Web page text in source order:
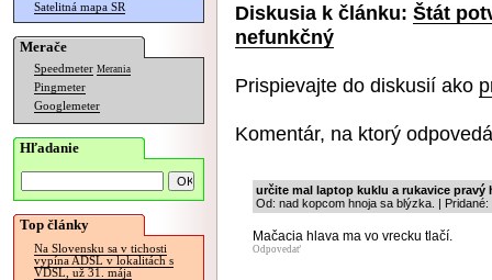
Satelitná mapa SR
Merače
Speedmeter Merania
Pingmeter
Googlemeter
Hľadanie
Top články
Na Slovensku sa v tichosti
vypína ADSL v lokalitách s
VDSL, už 31. mája
Diskusia k článku: Štát
nefunkčný
Prispievajte do diskusií ako
Komentár, na ktorý
určite mal laptop kuklu a rukavice pravý
Od: nad kopcom hnoja sa blýzka. | Pridané:
Mačacia hlava ma vo vrecku tlačí.
Odpovedať